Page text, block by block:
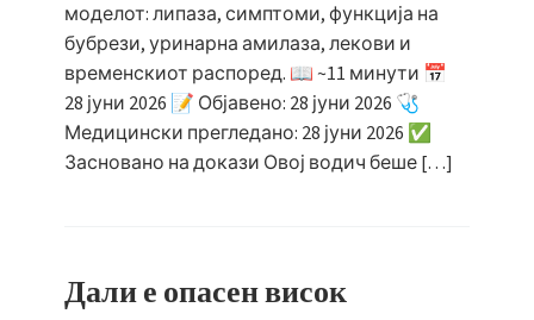
моделот: липаза, симптоми, функција на
бубрези, уринарна амилаза, лекови и
временскиот распоред. 📖 ~11 минути 📅
28 јуни 2026 📝 Објавено: 28 јуни 2026 🩺
Медицински прегледано: 28 јуни 2026 ✅
Засновано на докази Овој водич беше […]
Дали е опасен висок